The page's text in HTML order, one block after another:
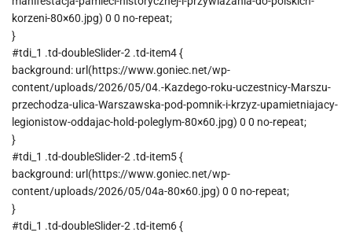
korzeni-80×60.jpg) 0 0 no-repeat;
}
#tdi_1 .td-doubleSlider-2 .td-item4 {
background: url(https://www.goniec.net/wp-
content/uploads/2026/05/04.-Kazdego-roku-uczestnicy-Marszu-
przechodza-ulica-Warszawska-pod-pomnik-i-krzyz-upamietniajacy-
legionistow-oddajac-hold-poleglym-80×60.jpg) 0 0 no-repeat;
}
#tdi_1 .td-doubleSlider-2 .td-item5 {
background: url(https://www.goniec.net/wp-
content/uploads/2026/05/04a-80×60.jpg) 0 0 no-repeat;
}
#tdi_1 .td-doubleSlider-2 .td-item6 {